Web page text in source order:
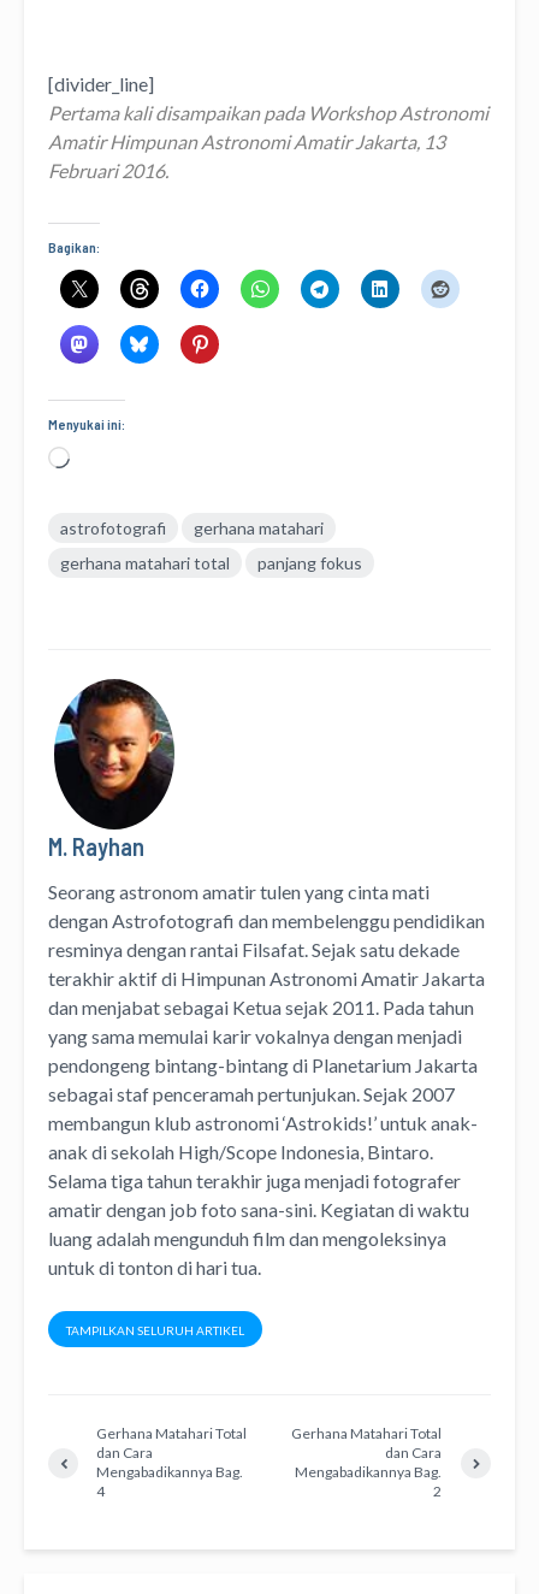
[divider_line]
Pertama kali disampaikan pada Workshop Astronomi
Amatir Himpunan Astronomi Amatir Jakarta, 13
Februari 2016.
Bagikan:
Menyukai ini:
Memuat...
astrofotografi
gerhana matahari
gerhana matahari total
panjang fokus
M. Rayhan
Seorang astronom amatir tulen yang cinta mati
dengan Astrofotografi dan membelenggu pendidikan
resminya dengan rantai Filsafat. Sejak satu dekade
terakhir aktif di Himpunan Astronomi Amatir Jakarta
dan menjabat sebagai Ketua sejak 2011. Pada tahun
yang sama memulai karir vokalnya dengan menjadi
pendongeng bintang-bintang di Planetarium Jakarta
sebagai staf penceramah pertunjukan. Sejak 2007
membangun klub astronomi ‘Astrokids!’ untuk anak-
anak di sekolah High/Scope Indonesia, Bintaro.
Selama tiga tahun terakhir juga menjadi fotografer
amatir dengan job foto sana-sini. Kegiatan di waktu
luang adalah mengunduh film dan mengoleksinya
untuk di tonton di hari tua.
TAMPILKAN SELURUH ARTIKEL
Gerhana Matahari Total
dan Cara
Mengabadikannya Bag.
4
Gerhana Matahari Total
dan Cara
Mengabadikannya Bag.
2